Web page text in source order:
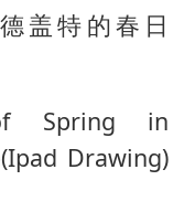
盖特的春日
Spring in
Drawing)